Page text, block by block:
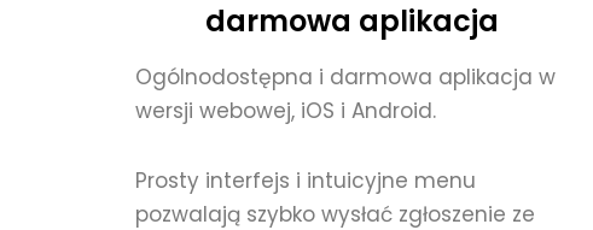
darmowa aplikacja
Ogólnodostępna i darmowa aplikacja w
wersji webowej, iOS i Android.
Prosty interfejs i intuicyjne menu
pozwalają szybko wysłać zgłoszenie ze